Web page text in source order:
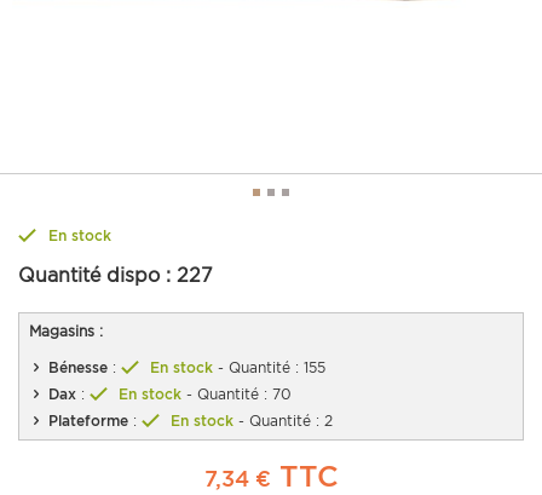
En stock
Quantité dispo : 227
Magasins :
Bénesse : En stock - Quantité : 155
Dax : En stock - Quantité : 70
Plateforme : En stock - Quantité : 2
7,34 € TTC